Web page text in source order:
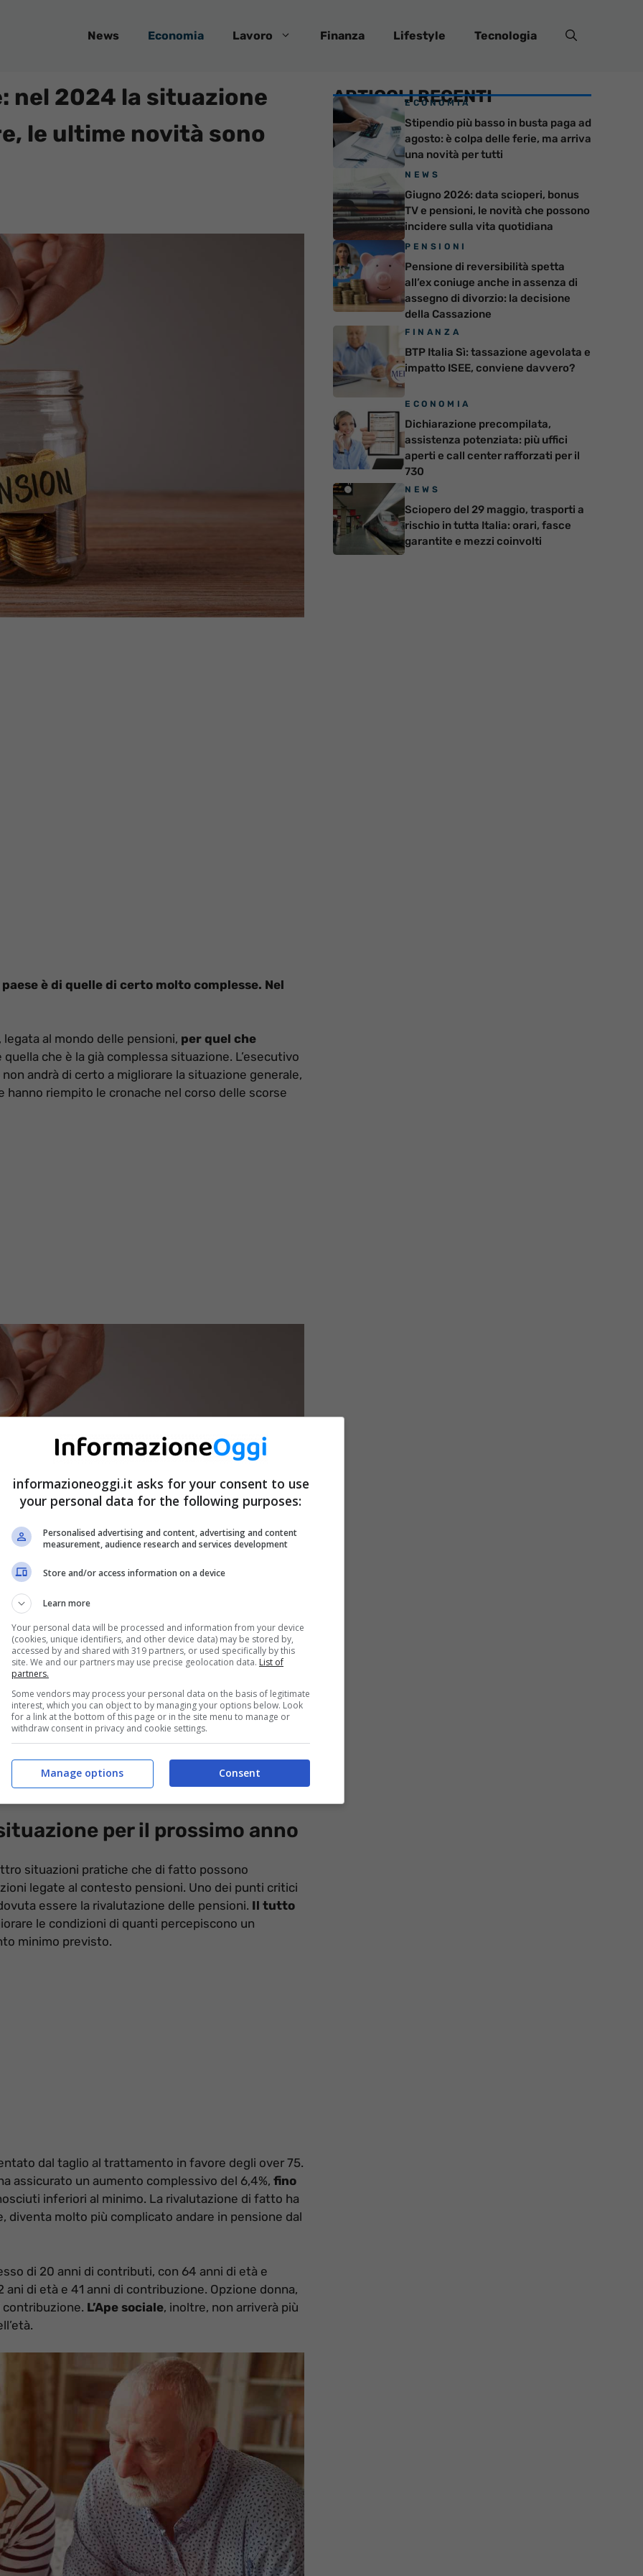
News Economia Lavoro Finanza Lifestyle Tecnologia
nel 2024 la situazione
le ultime novità sono
è di quelle di certo molto complesse. Nel
al mondo delle pensioni, per quel che
che è la già complessa situazione. L’esecutivo
andrà di certo a migliorare la situazione generale,
riempito le cronache nel corso delle scorse
lo stesso esecutivo si è limitato ad agire in
a superare quella che era definitala
soltanto qualche mese fa, la legge Fornero.
per il prossimo anno
situazioni pratiche che di fatto possono
legate al contesto pensioni. Uno dei punti critici
essere la rivalutazione delle pensioni. Il tutto
le condizioni di quanti percepiscono un
minimo previsto.
dal taglio al trattamento in favore degli over 75.
assicurato un aumento complessivo del 6,4%, fino
inferiori al minimo. La rivalutazione di fatto ha
molto più complicato andare in pensione dal
di 20 anni di contributi, con 64 anni di età e
di età e 41 anni di contribuzione. Opzione donna,
contribuzione. L’Ape sociale, inoltre, non arriverà più
ARTICOLI RECENTI
ECONOMIA
Stipendio più basso in busta paga ad
agosto: è colpa delle ferie, ma arriva
una novità per tutti
NEWS
Giugno 2026: data scioperi, bonus
TV e pensioni, le novità che possono
incidere sulla vita quotidiana
PENSIONI
Pensione di reversibilità spetta
all’ex coniuge anche in assenza di
assegno di divorzio: la decisione
della Cassazione
FINANZA
BTP Italia Sì: tassazione agevolata e
impatto ISEE, conviene davvero?
ECONOMIA
Dichiarazione precompilata,
assistenza potenziata: più uffici
aperti e call center rafforzati per il
730
NEWS
Sciopero del 29 maggio, trasporti a
rischio in tutta Italia: orari, fasce
garantite e mezzi coinvolti
informazioneoggi.it asks for your consent to use
your personal data for the following purposes:
Personalised advertising and content, advertising and content
measurement, audience research and services development
Store and/or access information on a device
Learn more
Your personal data will be processed and information from your device
(cookies, unique identifiers, and other device data) may be stored by,
accessed by and shared with 319 partners, or used specifically by this
site. We and our partners may use precise geolocation data. List of
partners.
Some vendors may process your personal data on the basis of legitimate
interest, which you can object to by managing your options below. Look
for a link at the bottom of this page or in the site menu to manage or
withdraw consent in privacy and cookie settings.
Consent
Manage options